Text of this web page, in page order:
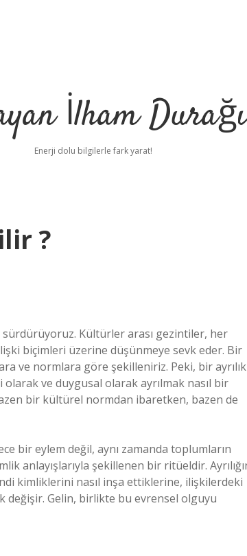
İlham Durağı
Enerji dolu bilgilerle fark yarat!
?
sürdürüyoruz. Kültürler arası gezintiler, her
biçimleri üzerine düşünmeye sevk eder. Bir
ve normlara göre şekilleniriz. Peki, bir ayrılık
ve duygusal olarak ayrılmak nasıl bir
bir kültürel normdan ibaretken, bazen de
bir eylem değil, aynı zamanda toplumların
anlayışlarıyla şekillenen bir ritüeldir.
kimliklerini nasıl inşa ettiklerine, ilişkilerdeki
değişir. Gelin, birlikte bu evrensel olguyu